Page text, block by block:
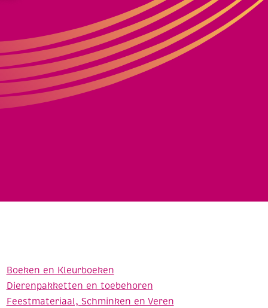
Boeken en Kleurboeken
Dierenpakketten en toebehoren
Feestmateriaal, Schminken en Veren